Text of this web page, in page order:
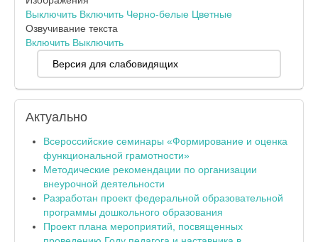
Выключить Включить Черно-белые Цветные
Озвучивание текста
Включить Выключить
Версия для слабовидящих
Актуально
Всероссийские семинары «Формирование и оценка
функциональной грамотности»
Методические рекомендации по организации
внеурочной деятельности
Разработан проект федеральной образовательной
программы дошкольного образования
Проект плана мероприятий, посвященных